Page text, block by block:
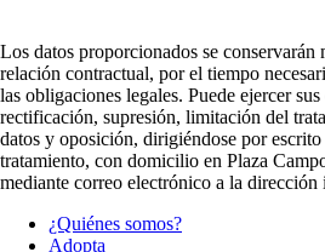
Los datos proporcionados se conservarán
relación contractual, por el tiempo
las obligaciones legales. Puede ejercer sus
rectificación, supresión, limitación del
datos y oposición, dirigiéndose por escrito
tratamiento, con domicilio en Plaza
mediante correo electrónico a la
¿Quiénes somos?
Adopta